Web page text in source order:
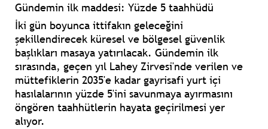
Gündemin ilk maddesi: Yüzde 5 taahhüdü
İki gün boyunca ittifakın geleceğini
şekillendirecek küresel ve bölgesel güvenlik
başlıkları masaya yatırılacak. Gündemin ilk
sırasında, geçen yıl Lahey Zirvesi'nde verilen ve
müttefiklerin 2035'e kadar gayrisafi yurt içi
hasılalarının yüzde 5'ini savunmaya ayırmasını
öngören taahhütlerin hayata geçirilmesi yer
alıyor.